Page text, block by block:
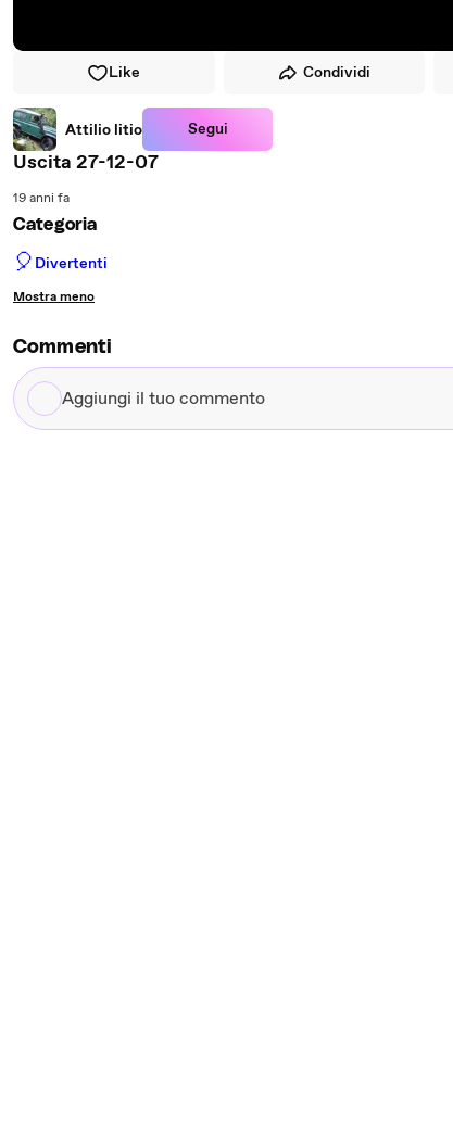
Like Condividi
Attilio litio Segui
Uscita 27-12-07
19 anni fa
Categoria
🎈 Divertenti
Mostra meno
Commenti
Aggiungi
il